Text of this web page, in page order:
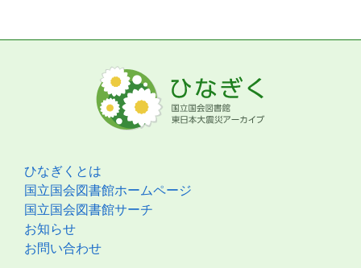
ひなぎくとは
国立国会図書館ホームページ
国立国会図書館サーチ
お知らせ
お問い合わせ